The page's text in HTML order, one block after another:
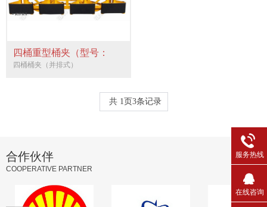
四桶重型桶夹（型号：
4DE）
四桶桶夹（并排式）
共 1页3条记录
合作伙伴
COOPERATIVE PARTNER
服务热线
在线咨询